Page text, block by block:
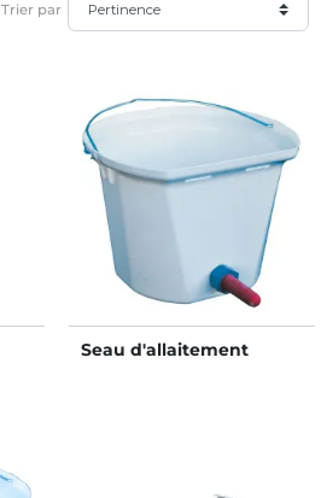
Trier par
Seau d'allaitement